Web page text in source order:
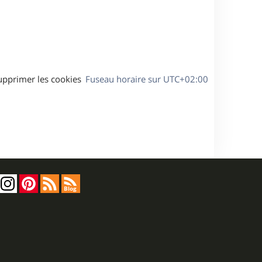
Fuseau horaire sur UTC+02:00
les cookies